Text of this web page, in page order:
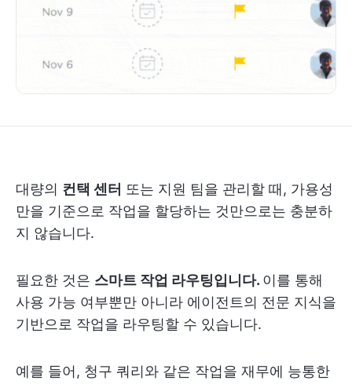
대량의 컨택 센터 또는 지원 팀을 관리할 때, 가용성
만을 기준으로 작업을 할당하는 것만으로는 충분하
지 않습니다.
필요한 것은 스마트 작업 라우팅입니다. 이를 통해
사용 가능 여부뿐만 아니라 에이전트의 전문 지식을
기반으로 작업을 라우팅할 수 있습니다.
예를 들어, 청구 쿼리와 같은 작업을 재무에 능통한